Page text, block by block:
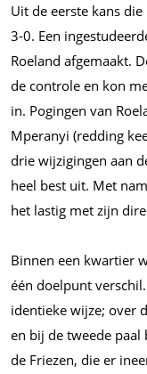
Uit de eerste kans
3-0. Een
Roeland afgemaakt.
de controle en kon
in. Pogingen van
Mperanyi (redding
drie wijzigingen aan
heel best uit. Met
het lastig met zijn
Binnen een kwartier
één doelpunt
identieke wijze; over
en bij de tweede paal
de Friezen, die er